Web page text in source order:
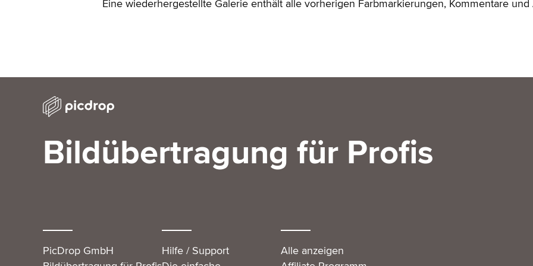
Eine wiederhergestellte Galerie enthält alle vorherigen Farbmarkierungen, Kommentare und
Bildübertragung für Profis
PicDrop GmbH
Hilfe / Support
Alle anzeigen